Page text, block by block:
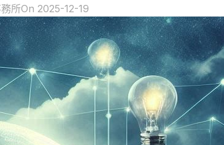
所On 2025-12-19